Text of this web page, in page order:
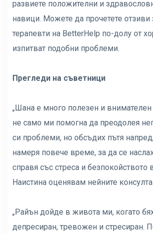
развиете положителни и
навици. Можете да прочетете отзиви
терапевти на BetterHelp по-долу от
изпитват подобни проблеми.
Прегледи на съветници
„Шана е много полезен и
не само ми помогна да преодолея
си проблеми, но обсъдих пътя
намеря повече време, за да се
справя със стреса и безпокойството
Наистина оценявам нейните
„Райън дойде в живота ми, когато
депресиран, тревожен и стресиран.